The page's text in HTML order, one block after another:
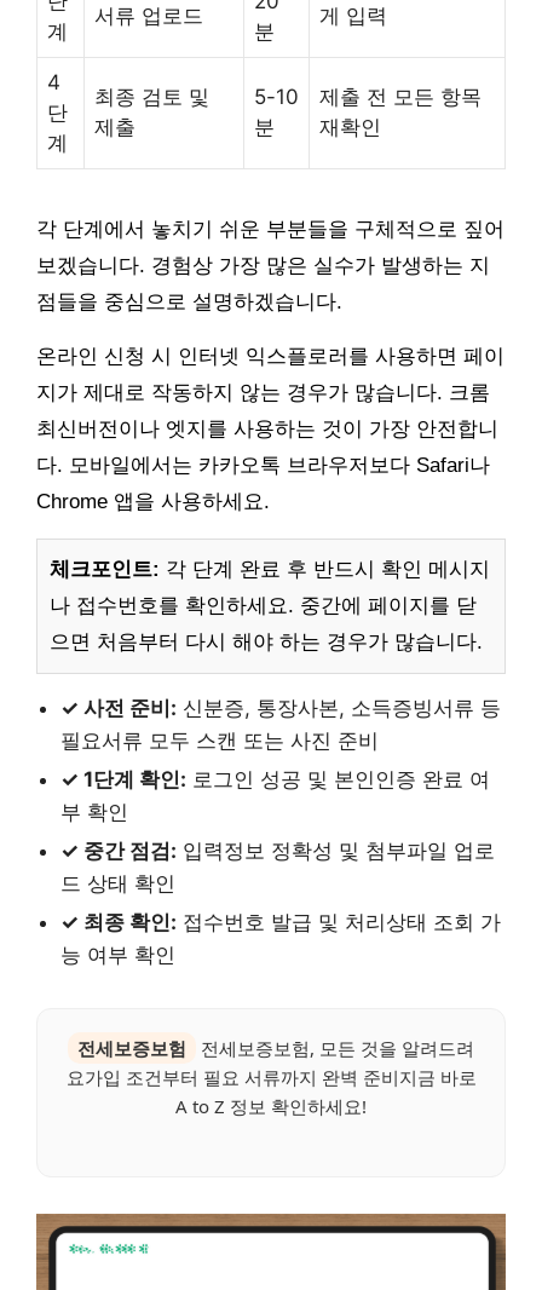
계
서류 업로드
분
게 입력
4
단
계
최종 검토 및
제출
5-10
분
제출 전 모든 항목
재확인
각 단계에서 놓치기 쉬운 부분들을 구체적으로 짚어
보겠습니다. 경험상 가장 많은 실수가 발생하는 지
점들을 중심으로 설명하겠습니다.
온라인 신청 시 인터넷 익스플로러를 사용하면 페이
지가 제대로 작동하지 않는 경우가 많습니다. 크롬
최신버전이나 엣지를 사용하는 것이 가장 안전합니
다. 모바일에서는 카카오톡 브라우저보다 Safari나
Chrome 앱을 사용하세요.
체크포인트: 각 단계 완료 후 반드시 확인 메시지
나 접수번호를 확인하세요. 중간에 페이지를 닫
으면 처음부터 다시 해야 하는 경우가 많습니다.
✓ 사전 준비: 신분증, 통장사본, 소득증빙서류 등
필요서류 모두 스캔 또는 사진 준비
✓ 1단계 확인: 로그인 성공 및 본인인증 완료 여
부 확인
✓ 중간 점검: 입력정보 정확성 및 첨부파일 업로
드 상태 확인
✓ 최종 확인: 접수번호 발급 및 처리상태 조회 가
능 여부 확인
전세보증보험
전세보증보험, 모든 것을 알려드려
요가입 조건부터 필요 서류까지 완벽 준비지금 바로
A to Z 정보 확인하세요!